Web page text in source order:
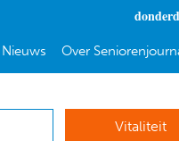
Nieuws Over
Vitaliteit